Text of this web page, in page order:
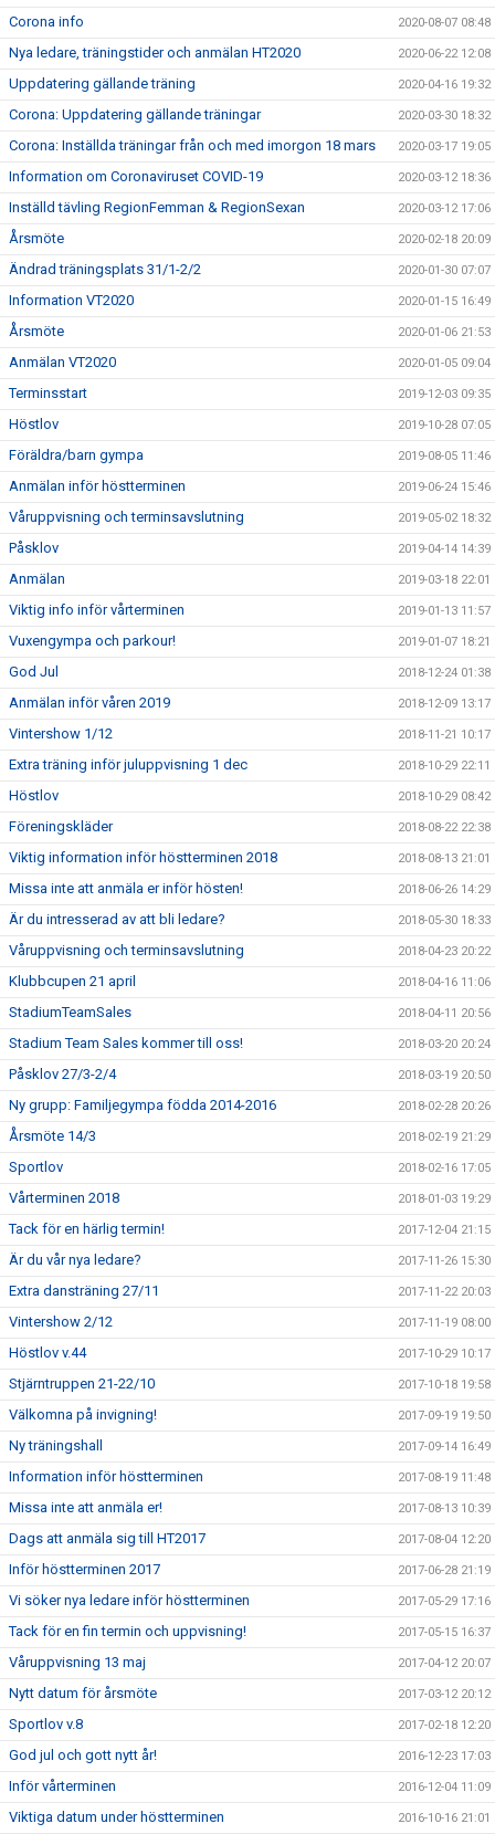
Corona info 2020-08-07 08:48
Nya ledare, träningstider och anmälan HT2020 2020-06-22 12:08
Uppdatering gällande träning 2020-04-16 19:32
Corona: Uppdatering gällande träningar 2020-03-30 18:32
Corona: Inställda träningar från och med imorgon 18 mars 2020-03-17 19:05
Information om Coronaviruset COVID-19 2020-03-12 18:36
Inställd tävling RegionFemman & RegionSexan 2020-03-12 17:06
Årsmöte 2020-02-18 20:09
Ändrad träningsplats 31/1-2/2 2020-01-30 07:07
Information VT2020 2020-01-15 16:49
Årsmöte 2020-01-06 21:53
Anmälan VT2020 2020-01-05 09:04
Terminsstart 2019-12-03 09:35
Höstlov 2019-10-28 07:05
Föräldra/barn gympa 2019-08-05 11:46
Anmälan inför höstterminen 2019-06-24 15:46
Våruppvisning och terminsavslutning 2019-05-02 18:32
Påsklov 2019-04-14 14:39
Anmälan 2019-03-18 22:01
Viktig info inför vårterminen 2019-01-13 11:57
Vuxengympa och parkour! 2019-01-07 18:21
God Jul 2018-12-24 01:38
Anmälan inför våren 2019 2018-12-09 13:17
Vintershow 1/12 2018-11-21 10:17
Extra träning inför juluppvisning 1 dec 2018-10-29 22:11
Höstlov 2018-10-29 08:42
Föreningskläder 2018-08-22 22:38
Viktig information inför höstterminen 2018 2018-08-13 21:01
Missa inte att anmäla er inför hösten! 2018-06-26 14:29
Är du intresserad av att bli ledare? 2018-05-30 18:33
Våruppvisning och terminsavslutning 2018-04-23 20:22
Klubbcupen 21 april 2018-04-16 11:06
StadiumTeamSales 2018-04-11 20:56
Stadium Team Sales kommer till oss! 2018-03-20 20:24
Påsklov 27/3-2/4 2018-03-19 20:50
Ny grupp: Familjegympa födda 2014-2016 2018-02-28 20:26
Årsmöte 14/3 2018-02-19 21:29
Sportlov 2018-02-16 17:05
Vårterminen 2018 2018-01-03 19:29
Tack för en härlig termin! 2017-12-04 21:15
Är du vår nya ledare? 2017-11-26 15:30
Extra dansträning 27/11 2017-11-22 20:03
Vintershow 2/12 2017-11-19 08:00
Höstlov v.44 2017-10-29 10:17
Stjärntruppen 21-22/10 2017-10-18 19:58
Välkomna på invigning! 2017-09-19 19:50
Ny träningshall 2017-09-14 16:49
Information inför höstterminen 2017-08-19 11:48
Missa inte att anmäla er! 2017-08-13 10:39
Dags att anmäla sig till HT2017 2017-08-04 12:20
Inför höstterminen 2017 2017-06-28 21:19
Vi söker nya ledare inför höstterminen 2017-05-29 17:16
Tack för en fin termin och uppvisning! 2017-05-15 16:37
Våruppvisning 13 maj 2017-04-12 20:07
Nytt datum för årsmöte 2017-03-12 20:12
Sportlov v.8 2017-02-18 12:20
God jul och gott nytt år! 2016-12-23 17:03
Inför vårterminen 2016-12-04 11:09
Viktiga datum under höstterminen 2016-10-16 21:01